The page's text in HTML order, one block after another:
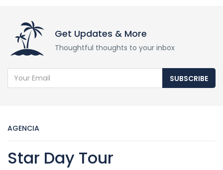
Get Updates & More
Thoughtful thoughts to your inbox
SUBSCRIBE
AGENCIA
Star Day Tour